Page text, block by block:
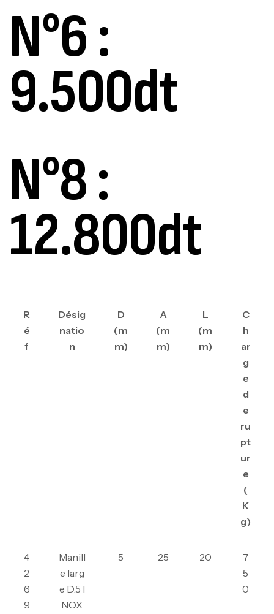
N°6 :
9.500dt
N°8 :
12.800dt
R
é
f
Désig
natio
n
D
(m
m)
A
(m
m)
L
(m
m)
C
h
ar
g
e
d
e
ru
pt
ur
e
(
K
g)
4
2
6
9
Manill
e larg
e D.5 I
NOX
5 25 20
7
5
0